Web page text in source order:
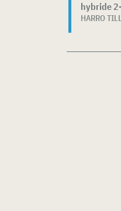
hybride
HARRO